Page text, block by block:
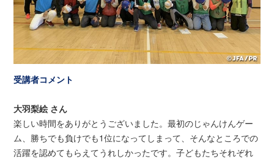
受講者コメント
大羽梨絵 さん
楽しい時間をありがとうございました。最初のじゃんけんゲー
ム、勝ちでも負けでも1位になってしまって、そんなところでの
活躍を認めてもらえてうれしかったです。子どもたちそれぞれ